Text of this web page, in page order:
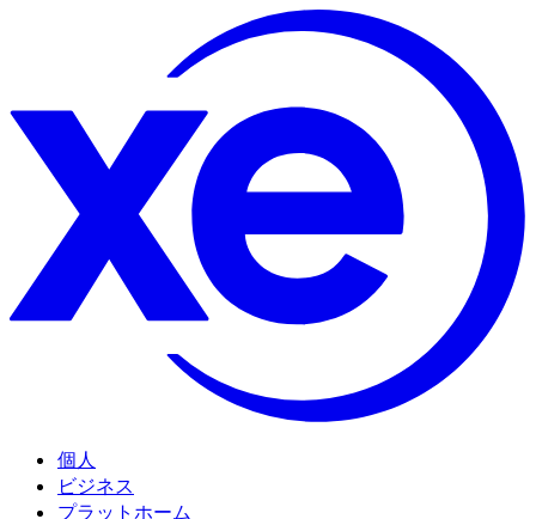
個人
ビジネス
プラットホーム